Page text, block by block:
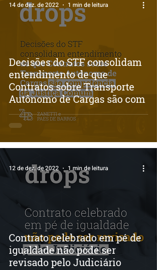
Decisões do STF consolidam
entendimento de que
Contratos sobre Transporte
Autônomo de Cargas são com
14 de dez. de 2022 1 min de leitura
Contrato celebrado em pé de
igualdade não pode ser
revisado pelo Judiciário
12 de dez. de 2022 1 min de leitura